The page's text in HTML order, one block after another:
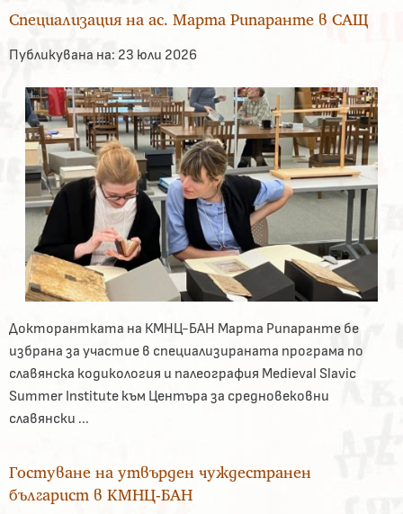
Специализация на ас. Марта Рипаранте в САЩ
Публикувана на: 23 юли 2026
Докторантката на КМНЦ-БАН Марта Рипаранте бе
избрана за участие в специализираната програма по
славянска кодикология и палеография Medieval Slavic
Summer Institute към Центъра за средновековни
славянски ...
Гостуване на утвърден чуждестранен
българист в КМНЦ-БАН